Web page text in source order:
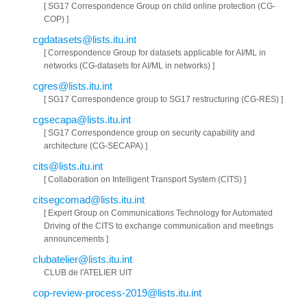
[ SG17 Correspondence Group on child online protection (CG-
COP) ]
cgdatasets@lists.itu.int
[ Correspondence Group for datasets applicable for AI/ML in
networks (CG-datasets for AI/ML in networks) ]
cgres@lists.itu.int
[ SG17 Correspondence group to SG17 restructuring (CG-RES) ]
cgsecapa@lists.itu.int
[ SG17 Correspondence group on security capability and
architecture (CG-SECAPA) ]
cits@lists.itu.int
[ Collaboration on Intelligent Transport System (CITS) ]
citsegcomad@lists.itu.int
[ Expert Group on Communications Technology for Automated
Driving of the CITS to exchange communication and meetings
announcements ]
clubatelier@lists.itu.int
CLUB de l'ATELIER UIT
cop-review-process-2019@lists.itu.int